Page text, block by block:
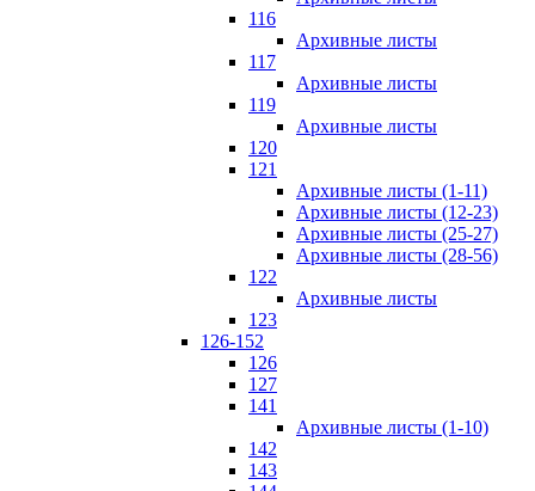
116
Архивные листы
117
Архивные листы
119
Архивные листы
120
121
Архивные листы (1-11)
Архивные листы (12-23)
Архивные листы (25-27)
Архивные листы (28-56)
122
Архивные листы
123
126-152
126
127
141
Архивные листы (1-10)
142
143